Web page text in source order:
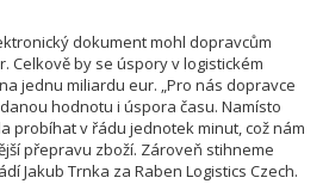
dokument mohl dopravcům
Celkově by se úspory v logistickém
jednu miliardu eur. „Pro nás dopravce
hodnotu i úspora času. Namísto
probíhat v řádu jednotek minut, což nám
přepravu zboží. Zároveň stihneme
Jakub Trnka za Raben Logistics Czech.